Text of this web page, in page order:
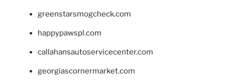
greenstarsmogcheck.com
happypawspl.com
callahansautoservicecenter.com
georgiascornermarket.com